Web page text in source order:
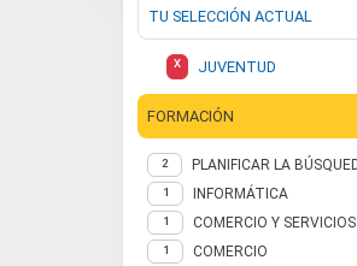
TU SELECCIÓN ACTUAL
X JUVENTUD
FORMACIÓN
2
1 INFORMÁTICA
1 COMERCIO Y SERVICIOS
1 COMERCIO